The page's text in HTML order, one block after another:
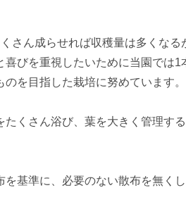
さん成らせれば収穫量は多くなる
喜びを重視したいために当園では1
を目指した栽培に努めています。
たくさん浴び、葉を大きく管理す
を基準に、必要のない散布を無く